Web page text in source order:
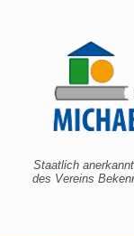
Staatlich
des Vereins